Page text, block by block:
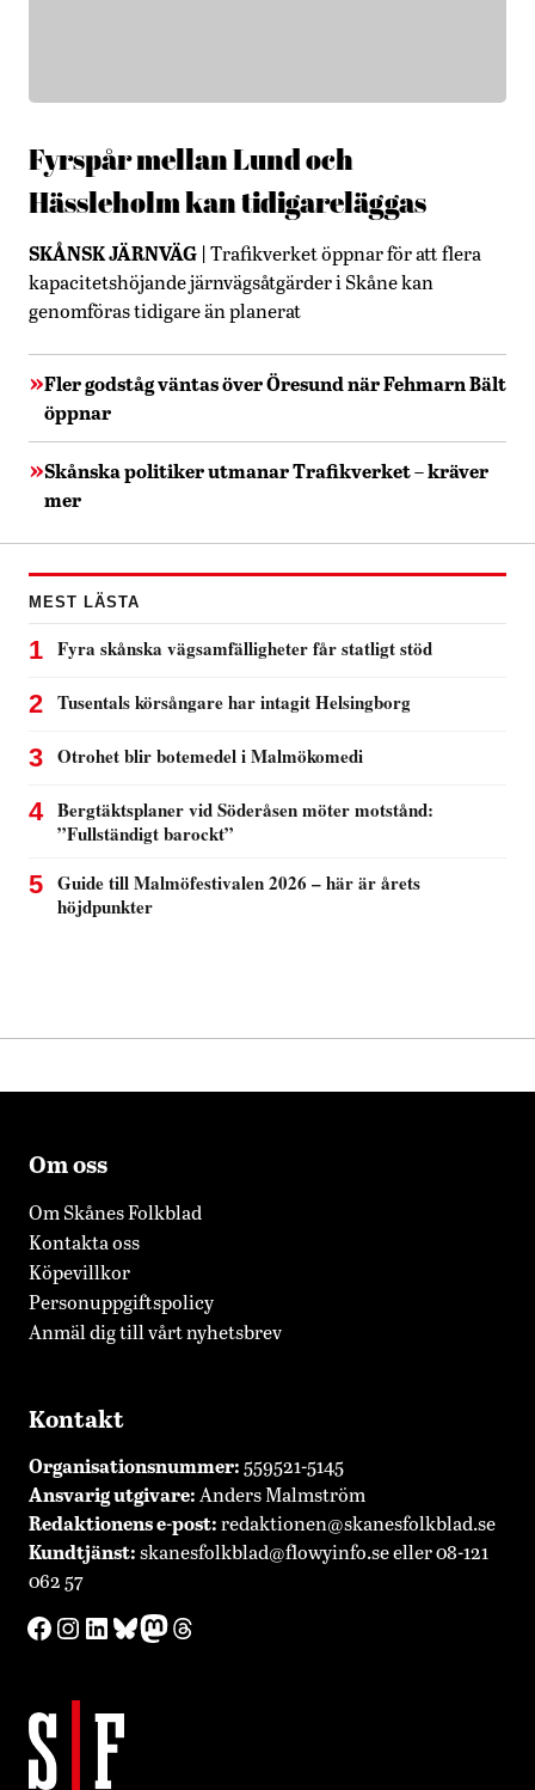
Fyrspår mellan Lund och
Hässleholm kan tidigareläggas
SKÅNSK JÄRNVÄG Trafikverket öppnar för att flera
kapacitetshöjande järnvägsåtgärder i Skåne kan
genomföras tidigare än planerat
Fler godståg väntas över Öresund när Fehmarn Bält
öppnar
Skånska politiker utmanar Trafikverket – kräver
mer
Om oss
Om Skånes Folkblad
Kontakta oss
Köpevillkor
Personuppgiftspolicy
Anmäl dig till vårt nyhetsbrev
Kontakt
Organisationsnummer: 559521-5145
Ansvarig utgivare: Anders Malmström
Redaktionense-post:redaktionen@skanesfolkblad.se
Kundtjänst:skanesfolkblad@flowyinfo.seeller 08-121
062 57
Facebook
Instagram
LinkedIn
Bluesky
Mastodon
Threads